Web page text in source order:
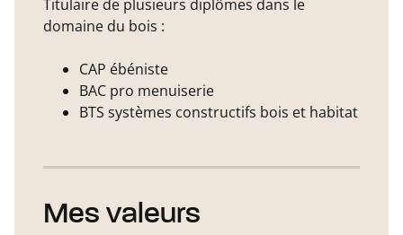
Titulaire de plusieurs diplômes dans le
domaine du bois :
CAP ébéniste
BAC pro menuiserie
BTS systèmes constructifs bois et habitat
Mes valeurs